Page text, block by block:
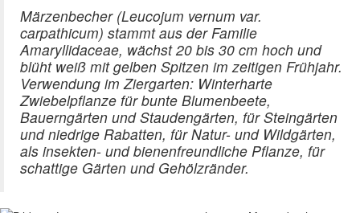
Märzenbecher (Leucojum vernum var.
carpathicum) stammt aus der Familie
Amaryllidaceae, wächst 20 bis 30 cm hoch und
blüht weiß mit gelben Spitzen im zeitigen Frühjahr.
Verwendung im Ziergarten: Winterharte
Zwiebelpflanze für bunte Blumenbeete,
Bauerngärten und Staudengärten, für Steingärten
und niedrige Rabatten, für Natur- und Wildgärten,
als insekten- und bienenfreundliche Pflanze, für
schattige Gärten und Gehölzränder.